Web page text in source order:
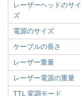
レーザーヘッドのサイ
ズ
電源のサイズ
ケーブルの長さ
レーザー重量
レーザー電源の重量
TTL 変調モード